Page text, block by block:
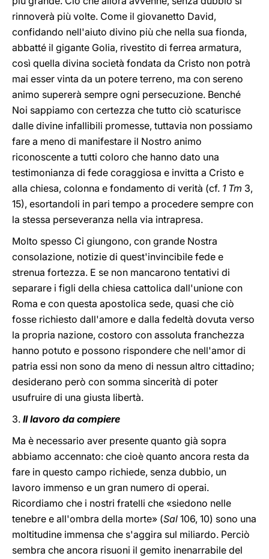
rinnoverà più volte. Come il giovanetto David,
confidando nell'aiuto divino più che nella sua fionda,
abbatté il gigante Golia, rivestito di ferrea armatura,
così quella divina società fondata da Cristo non potrà
mai esser vinta da un potere terreno, ma con sereno
animo supererà sempre ogni persecuzione. Benché
Noi sappiamo con certezza che tutto ciò scaturisce
dalle divine infallibili promesse, tuttavia non possiamo
fare a meno di manifestare il Nostro animo
riconoscente a tutti coloro che hanno dato una
testimonianza di fede coraggiosa e invitta a Cristo e
alla chiesa, colonna e fondamento di verità (cf. 1 Tm 3,
15), esortandoli in pari tempo a procedere sempre con
la stessa perseveranza nella via intrapresa.
Molto spesso Ci giungono, con grande Nostra
consolazione, notizie di quest'invincibile fede e
strenua fortezza. E se non mancarono tentativi di
separare i figli della chiesa cattolica dall'unione con
Roma e con questa apostolica sede, quasi che ciò
fosse richiesto dall'amore e dalla fedeltà dovuta verso
la propria nazione, costoro con assoluta franchezza
hanno potuto e possono rispondere che nell'amor di
patria essi non sono da meno di nessun altro cittadino;
desiderano però con somma sincerità di poter
usufruire di una giusta libertà.
3. Il lavoro da compiere
Ma è necessario aver presente quanto già sopra
abbiamo accennato: che cioè quanto ancora resta da
fare in questo campo richiede, senza dubbio, un
lavoro immenso e un gran numero di operai.
Ricordiamo che i nostri fratelli che «siedono nelle
tenebre e all'ombra della morte» (Sal 106, 10) sono una
moltitudine immensa che s'aggira sul miliardo. Perciò
sembra che ancora risuoni il gemito inenarrabile del